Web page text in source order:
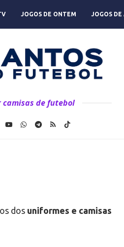
JOGOS DE ONTEM JOGOS
camisas de futebol
dos uniformes e camisas